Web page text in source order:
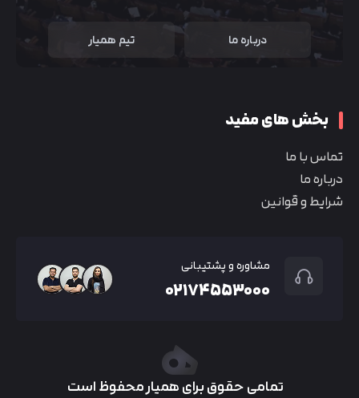
درباره ما تیم همیار
بخش های مفید
تماس با ما
درباره ما
شرایط و قوانین
مشاوره و پشتیبانی
۰۲۱۷۴۵۵۳۰۰۰
تمامی حقوق برای همیار محفوظ است